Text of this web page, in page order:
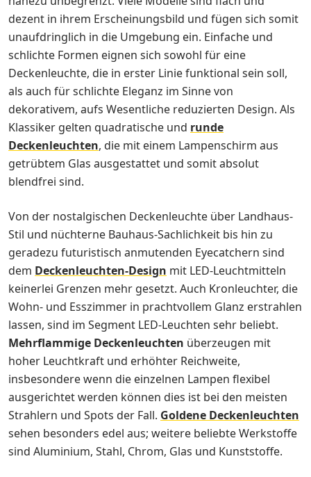
dezent in ihrem Erscheinungsbild und fügen sich somit
unaufdringlich in die Umgebung ein. Einfache und
schlichte Formen eignen sich sowohl für eine
Deckenleuchte, die in erster Linie funktional sein soll,
als auch für schlichte Eleganz im Sinne von
dekorativem, aufs Wesentliche reduzierten Design. Als
Klassiker gelten quadratische und runde
Deckenleuchten, die mit einem Lampenschirm aus
getrübtem Glas ausgestattet und somit absolut
blendfrei sind.
Von der nostalgischen Deckenleuchte über Landhaus-
Stil und nüchterne Bauhaus-Sachlichkeit bis hin zu
geradezu futuristisch anmutenden Eyecatchern sind
dem Deckenleuchten-Design mit LED-Leuchtmitteln
keinerlei Grenzen mehr gesetzt. Auch Kronleuchter, die
Wohn- und Esszimmer in prachtvollem Glanz erstrahlen
lassen, sind im Segment LED-Leuchten sehr beliebt.
Mehrflammige Deckenleuchten überzeugen mit
hoher Leuchtkraft und erhöhter Reichweite,
insbesondere wenn die einzelnen Lampen flexibel
ausgerichtet werden können dies ist bei den meisten
Strahlern und Spots der Fall. Goldene Deckenleuchten
sehen besonders edel aus; weitere beliebte Werkstoffe
sind Aluminium, Stahl, Chrom, Glas und Kunststoffe.